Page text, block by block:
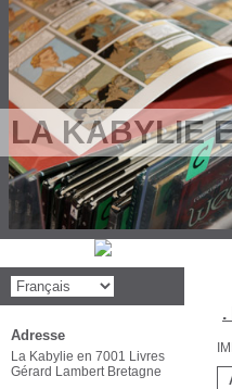
LA KABYLIE
.
Adresse
La Kabylie en 7001 Livres
Gérard Lambert Bretagne